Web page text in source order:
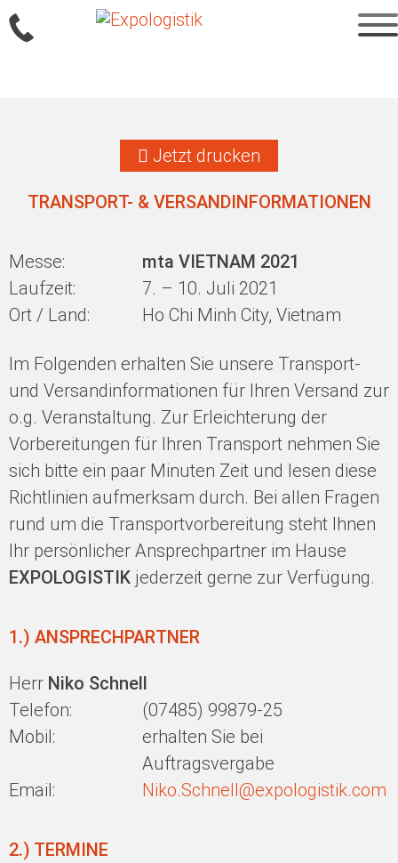
Jetzt drucken
TRANSPORT- & VERSANDINFORMATIONEN
Messe:
mta VIETNAM 2021
Laufzeit:
7. – 10. Juli 2021
Ort / Land:
Ho Chi Minh City, Vietnam
Im Folgenden erhalten Sie unsere Transport-
und Versandinformationen für Ihren Versand zur
o.g. Veranstaltung. Zur Erleichterung der
Vorbereitungen für Ihren Transport nehmen Sie
sich bitte ein paar Minuten Zeit und lesen diese
Richtlinien aufmerksam durch. Bei allen Fragen
rund um die Transportvorbereitung steht Ihnen
Ihr persönlicher Ansprechpartner im Hause
EXPOLOGISTIK jederzeit gerne zur Verfügung.
1.) ANSPRECHPARTNER
Herr Niko Schnell
Telefon:
(07485) 99879-25
Mobil:
erhalten Sie bei
Auftragsvergabe
Email:
Niko.Schnell@expologistik.com
2.) TERMINE